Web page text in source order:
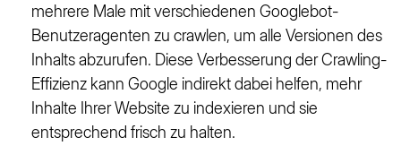
mehrere Male mit verschiedenen Googlebot-
Benutzeragenten zu crawlen, um alle Versionen des
Inhalts abzurufen. Diese Verbesserung der Crawling-
Effizienz kann Google indirekt dabei helfen, mehr
Inhalte Ihrer Website zu indexieren und sie
entsprechend frisch zu halten.